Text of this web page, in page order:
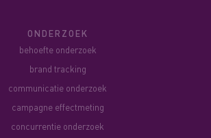
ONDERZOEK
behoefte onderzoek
brand tracking
communicatie onderzoek
campagne effectmeting
concurrentie onderzoek